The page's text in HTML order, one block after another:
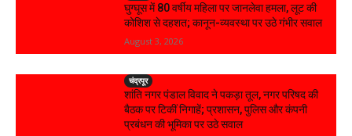
घुग्घूस में 80 वर्षीय महिला पर जानलेवा हमला, लूट की
कोशिश से दहशत; कानून-व्यवस्था पर उठे गंभीर सवाल
August 3, 2026
चंद्रपूर
शांति नगर पंडाल विवाद ने पकड़ा तूल, नगर परिषद की
बैठक पर टिकीं निगाहें; प्रशासन, पुलिस और कंपनी
प्रबंधन की भूमिका पर उठे सवाल